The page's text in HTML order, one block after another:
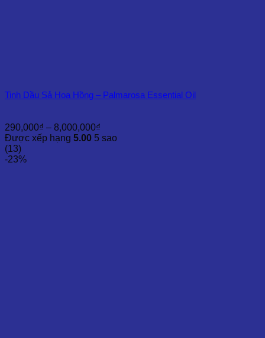
Tinh Dầu Sả Hoa Hồng – Palmarosa Essential Oil
290,000₫ – 8,000,000₫
giá:
Được xếp hạng 5.00 5 sao
(13)
-23%